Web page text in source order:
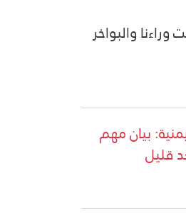
والبواخر
بيان مهم
قليل